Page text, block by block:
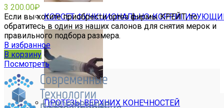
КОРСЕТ ФУНКЦИОНАЛЬНО-
ПРОТЕЗЫ ВЕРХНИХ КОНЕЧНОСТЕЙ
3 200.00₽
Если вы хотите приобрести ортез фирмы КРЕЙТ, то
обратитесь в один из наших салонов для снятия мерок и
правильного подбора размера.
В избранное
В корзину
Посмотреть